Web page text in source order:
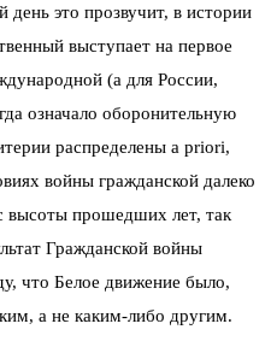
это прозвучит, в истории
выступает на первое
(а для России,
означало оборонительную
распределены a priori,
войны гражданской далеко
высоты прошедших лет, так
Гражданской войны
что Белое движение было,
а не каким-либо другим.